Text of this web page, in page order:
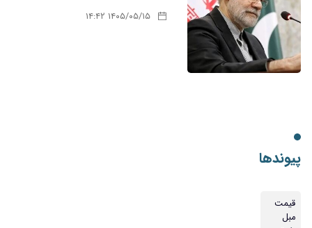
۱۴۰۵/۰۵/۱۵ ۱۴:۴۲
پیوندها
قیمت
مبل